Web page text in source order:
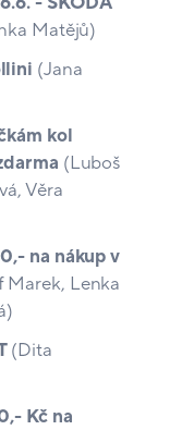
Matějů)
(Jana
kol
(Luboš
Věra
na nákup v
Marek, Lenka
(Dita
Kč na